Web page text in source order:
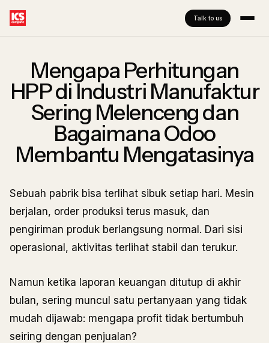
Talk to us
Mengapa Perhitungan
HPP di Industri Manufaktur
Sering Melenceng dan
Bagaimana Odoo
Membantu Mengatasinya
Sebuah pabrik bisa terlihat sibuk setiap hari. Mesin
berjalan, order produksi terus masuk, dan
pengiriman produk berlangsung normal. Dari sisi
operasional, aktivitas terlihat stabil dan terukur.
Namun ketika laporan keuangan ditutup di akhir
bulan, sering muncul satu pertanyaan yang tidak
mudah dijawab: mengapa profit tidak bertumbuh
seiring dengan penjualan?